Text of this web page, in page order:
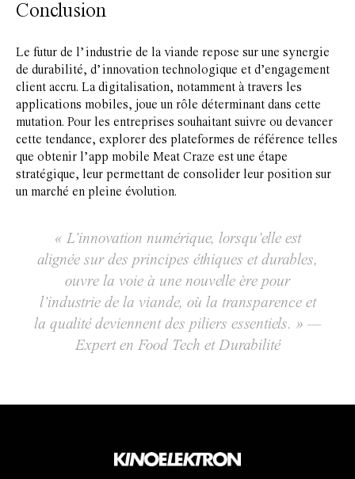
Conclusion
Le futur de l’industrie de la viande repose sur une synergie
de durabilité, d’innovation technologique et d’engagement
client accru. La digitalisation, notamment à travers les
applications mobiles, joue un rôle déterminant dans cette
mutation. Pour les entreprises souhaitant suivre ou devancer
cette tendance, explorer des plateformes de référence telles
que obtenir l’app mobile Meat Craze est une étape
stratégique, leur permettant de consolider leur position sur
un marché en pleine évolution.
« L’innovation numérique, lorsqu’elle est
alignée sur des principes éthiques et durables,
ouvre la voie à une nouvelle ère pour
l’industrie de la viande, où la transparence et
la qualité deviennent des piliers essentiels. » —
Expert en Food Tech et Durabilité